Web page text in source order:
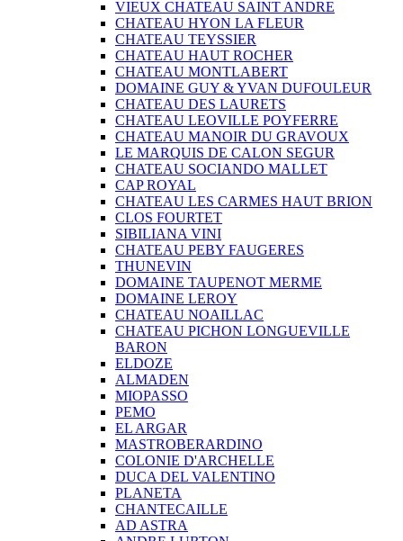
VIEUX CHATEAU SAINT ANDRE
CHATEAU HYON LA FLEUR
CHATEAU TEYSSIER
CHATEAU HAUT ROCHER
CHATEAU MONTLABERT
DOMAINE GUY & YVAN DUFOULEUR
CHATEAU DES LAURETS
CHATEAU LEOVILLE POYFERRE
CHATEAU MANOIR DU GRAVOUX
LE MARQUIS DE CALON SEGUR
CHATEAU SOCIANDO MALLET
CAP ROYAL
CHATEAU LES CARMES HAUT BRION
CLOS FOURTET
SIBILIANA VINI
CHATEAU PEBY FAUGERES
THUNEVIN
DOMAINE TAUPENOT MERME
DOMAINE LEROY
CHATEAU NOAILLAC
CHATEAU PICHON LONGUEVILLE
BARON
ELDOZE
ALMADEN
MIOPASSO
PEMO
EL ARGAR
MASTROBERARDINO
COLONIE D'ARCHELLE
DUCA DEL VALENTINO
PLANETA
CHANTECAILLE
AD ASTRA